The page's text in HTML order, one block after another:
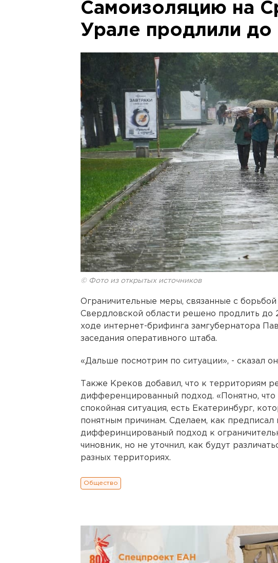
Самоизоляцию на
Урале продлили до
© Фото из открытых источников
Ограничительные меры, связанные с
Свердловской области решено продлить до
ходе интернет-брифинга замгубернатора
заседания оперативного штаба.
«Дальше посмотрим по ситуации», - сказал
Также Креков добавил, что к территориям
дифференцированный подход. «Понятно, что
спокойная ситуация, есть Екатеринбург,
понятным причинам. Сделаем, как предписал
дифферинцированый подход к
чиновник, но не уточнил, как будут
разных территориях.
Общество